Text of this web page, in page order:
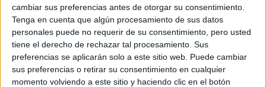
cambiar sus preferencias antes de otorgar su consentimiento.
Tenga en cuenta que algún procesamiento de sus datos
personales puede no requerir de su consentimiento, pero usted
tiene el derecho de rechazar tal procesamiento. Sus
preferencias se aplicarán solo a este sitio web. Puede cambiar
sus preferencias o retirar su consentimiento en cualquier
momento volviendo a este sitio y haciendo clic en el botón
Contenidos exclusivos
Sorteos
Descuentos en publicaciones
Participación en los eventos organizados por
Editorial Perfil.